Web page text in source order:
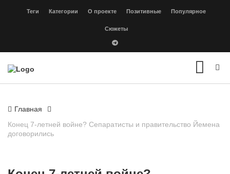
Теги Категории О проекте Позитивные Популярное
Сюжеты
Главная
Конец 7-летней войне? Сепаратисты и правительство Йемена
договорились